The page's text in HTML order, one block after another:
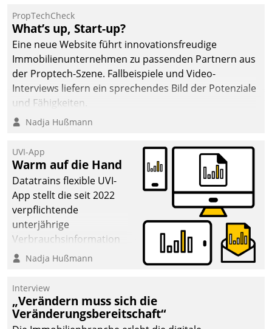
Quartier. Dazwischen
zeigte Datatrain, was es
Neues zu bieten hat.
PropTechCheck
What’s up, Start-up?
Eine neue Website führt innovationsfreudige
Immobilienunternehmen zu passenden Partnern aus
der Proptech-Szene. Fallbeispiele und Video-
Interviews liefern ein sprechendes Bild der Potenziale
und Fähigkeiten.
Nadja Hußmann
UVI-App
Warm auf die Hand
Datatrains flexible UVI-
App stellt die seit 2022
verpflichtende
unterjährige
Verbrauchsinformation
schnell, zuverlässig und
Die monatlichen
Mitteilungen zum
Heizungs- und
Nadja Hußmann
Interview
„Verändern muss sich die
Veränderungsbereitschaft“